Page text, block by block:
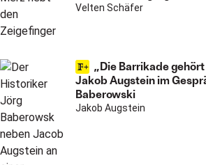
Velten Schäfer
„Die Barrikade
Jakob Augstein im
Baberowski
Jakob Augstein